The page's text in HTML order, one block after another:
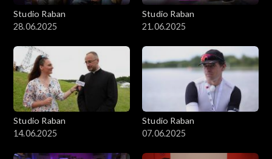
Studio Raban
28.06.2025
Studio Raban
21.06.2025
Studio Raban
14.06.2025
Studio Raban
07.06.2025